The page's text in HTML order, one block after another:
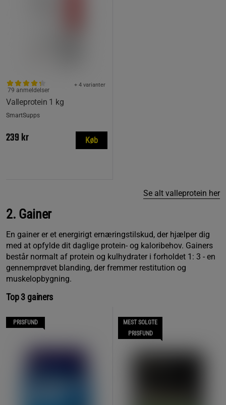
Valleprotein 1 kg
+ 4 varianter
79 anmeldelser
SmartSupps
239 kr Køb
Se alt valleprotein her
2. Gainer
En gainer er et energirigt ernæringstilskud, der hjælper dig
med at opfylde dit daglige protein- og kaloribehov. Gainers
består normalt af protein og kulhydrater i forholdet 1: 3 - en
gennemprøvet blanding, der fremmer restitution og
muskelopbygning.
Top 3 gainers
PRISFUND
MEST SOLGTE
PRISFUND